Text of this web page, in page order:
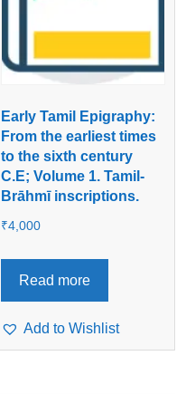
Early Tamil Epigraphy:
From the earliest times
to the sixth century
C.E; Volume 1. Tamil-
Brāhmī inscriptions.
₹4,000
Read more
Add to Wishlist